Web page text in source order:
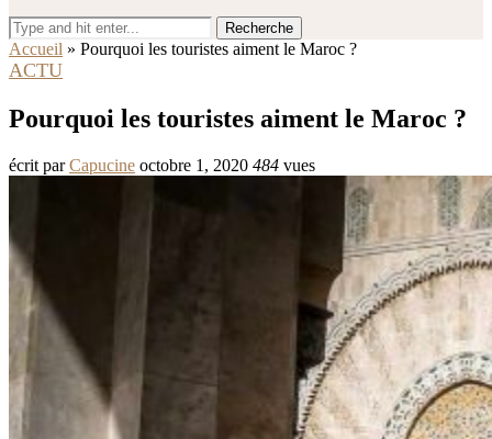
Recherche
Accueil » Pourquoi les touristes aiment le Maroc ?
ACTU
Pourquoi les touristes aiment le Maroc ?
écrit parCapucine octobre 1, 2020 484 vues